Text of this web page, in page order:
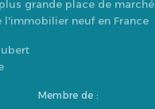
grande place de marché
l'immobilier neuf en France
Membre de :